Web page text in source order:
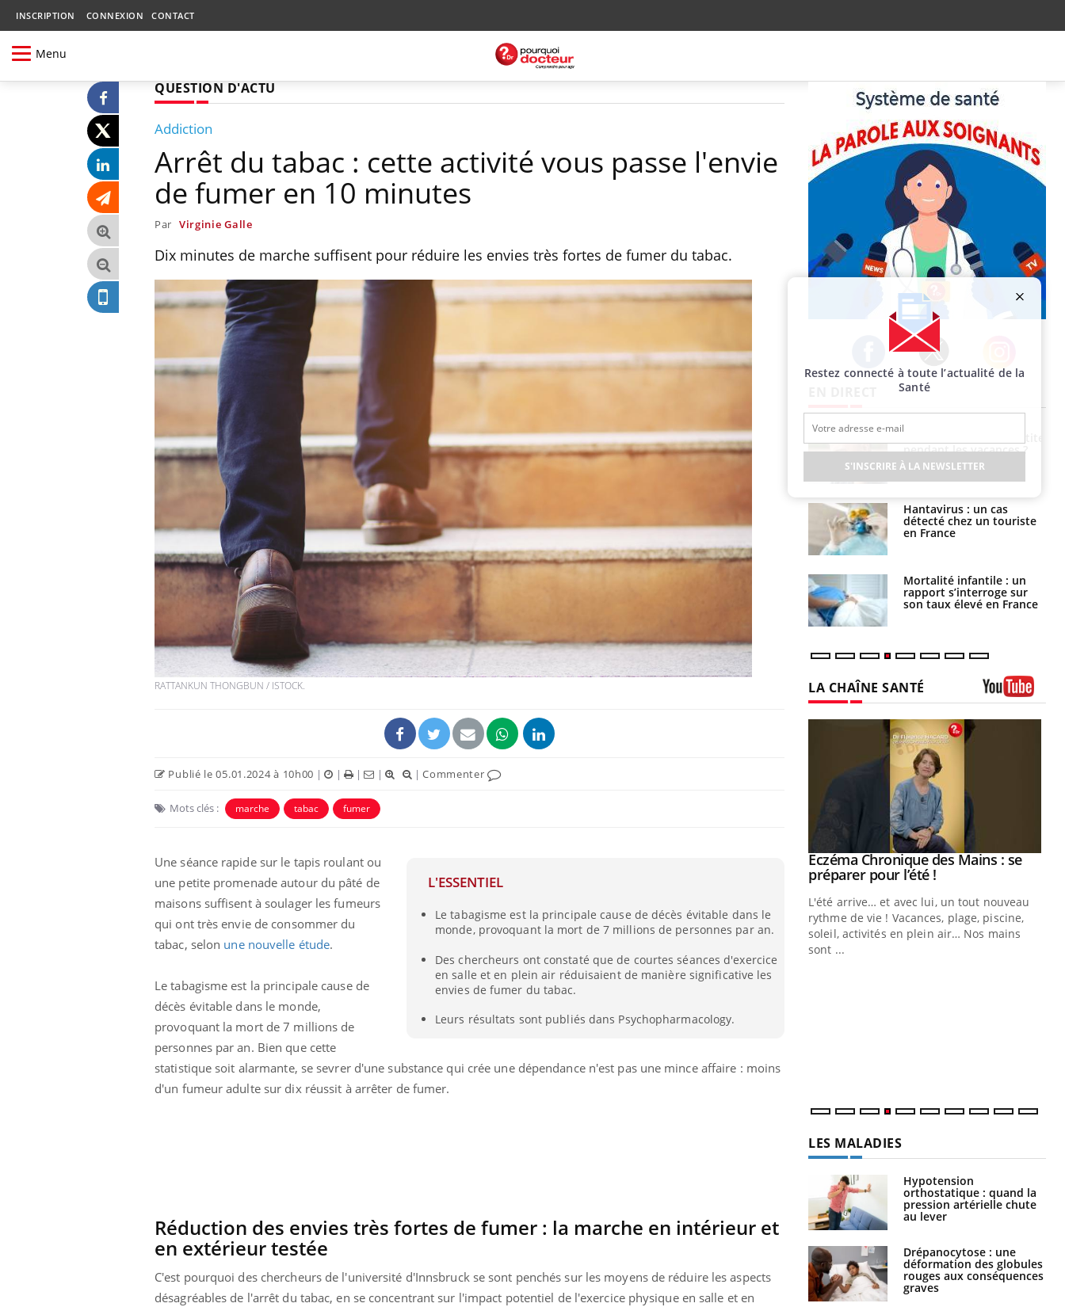
INSCRIPTION CONNEXION CONTACT
Menu
QUESTION D'ACTU
Addiction
Arrêt du tabac : cette activité vous passe l'envie
de fumer en 10 minutes
Par Virginie Galle
Dix minutes de marche suffisent pour réduire les envies très fortes de fumer du tabac.
RATTANKUN THONGBUN / ISTOCK.
Publié le 05.01.2024 à 10h00 | | | | |Commenter
Mots clés : marche tabac fumer
L'ESSENTIEL
Le tabagisme est la principale cause de décès évitable dans le
monde, provoquant la mort de 7 millions de personnes par an.
Des chercheurs ont constaté que de courtes séances d'exercice
en salle et en plein air réduisaient de manière significative les
envies de fumer du tabac.
Leurs résultats sont publiés dans Psychopharmacology.
Une séance rapide sur le tapis roulant ou
une petite promenade autour du pâté de
maisons suffisent à soulager les fumeurs
qui ont très envie de consommer du
tabac, selon une nouvelle étude.
Le tabagisme est la principale cause de
décès évitable dans le monde,
provoquant la mort de 7 millions de
personnes par an. Bien que cette
statistique soit alarmante, se sevrer d'une substance qui crée une dépendance n'est pas une mince affaire : moins
d'un fumeur adulte sur dix réussit à arrêter de fumer.
Réduction des envies très fortes de fumer : la marche en intérieur et
en extérieur testée
C'est pourquoi des chercheurs de l'université d'Innsbruck se sont penchés sur les moyens de réduire les aspects
désagréables de l'arrêt du tabac, en se concentrant sur l'impact potentiel de l'exercice physique en salle et en
Facebook Twitter Instagram
Vélo : et si vos douleurs
n’étaient pas liées à
l’effort ?
Les crises d’angoisse
peuvent-elles survenir
sans raison apparente ?
Fatigue en vacances :
normal ou signe d’une
maladie ?
Et si les caries pouvaient
bientôt disparaître sans
plombage ?
Éclipse solaire du 12 août
: “Des verres adaptés,
c'est indispensable pour
la santé des yeux”
Les troubles du sommeil
modifient votre cerveau !
Mon enfant est-il trop
sensible ou simplement
quelle trousse à
pharmacie pour les
vacances ?
pendant les vacances ?
Hantavirus : un cas
détecté chez un touriste
en France
Mortalité infantile : un
rapport s’interroge sur
son taux élevé en France
LA CHAÎNE SANTÉ
Eczéma Chronique des Mains :
expliquer ma maladieYoutube
Il y a des sujets qui sont faciles à aborder...
d'autres non ! D'un côté, poser des
questions sur la maladie d'un proche c'est
Youtube
Carence en fer : comprendre pour
prévenir Youtube
Fatigue, irritabilité, brouillard mental ou
même alopécie… Les symptômes de la
carence en fer sont multiples ce qui la rend
reste entourée d'idées reçues chez les
patients comme parfois chez les soignants.
Youtube
Eczéma Chronique des Mains : se
préparer pour l’été !Youtube
L'été arrive… et avec lui, un tout nouveau
rythme de vie ! Vacances, plage, piscine,
soleil, activités en plein air… Nos mains
sont ...
LES MALADIES
Hypotension
orthostatique : quand la
pression artérielle chute
au lever
Drépanocytose : une
déformation des globules
rouges aux conséquences
graves
Restez connecté à toute l’actualité de la
Santé
S'INSCRIRE À LA NEWSLETTER